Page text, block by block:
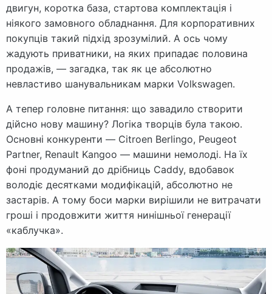
двигун, коротка база, стартова комплектація і
ніякого замовного обладнання. Для корпоративних
покупців такий підхід зрозумілий. А ось чому
жадують приватники, на яких припадає половина
продажів, — загадка, так як це абсолютно
невластиво шанувальникам марки Volkswagen.
А тепер головне питання: що завадило створити
дійсно нову машину? Логіка творців була такою.
Основні конкуренти — Citroen Berlingo, Peugeot
Partner, Renault Kangoo — машини немолоді. На їх
фоні продуманий до дрібниць Caddy, вдобавок
володіє десятками модифікацій, абсолютно не
застарів. А тому боси марки вирішили не витрачати
гроші і продовжити життя нинішньої генерації
«каблучка».